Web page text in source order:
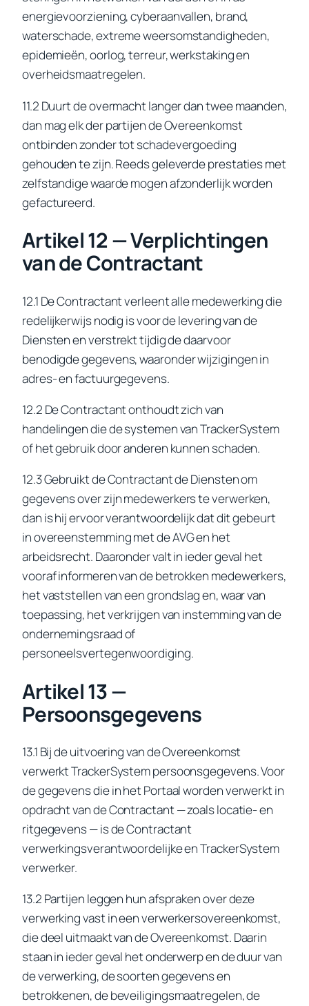
energievoorziening, cyberaanvallen, brand,
waterschade, extreme weersomstandigheden,
epidemieën, oorlog, terreur, werkstaking en
overheidsmaatregelen.
11.2 Duurt de overmacht langer dan twee maanden,
dan mag elk der partijen de Overeenkomst
ontbinden zonder tot schadevergoeding
gehouden te zijn. Reeds geleverde prestaties met
zelfstandige waarde mogen afzonderlijk worden
gefactureerd.
Artikel 12 — Verplichtingen
van de Contractant
12.1 De Contractant verleent alle medewerking die
redelijkerwijs nodig is voor de levering van de
Diensten en verstrekt tijdig de daarvoor
benodigde gegevens, waaronder wijzigingen in
adres- en factuurgegevens.
12.2 De Contractant onthoudt zich van
handelingen die de systemen van TrackerSystem
of het gebruik door anderen kunnen schaden.
12.3 Gebruikt de Contractant de Diensten om
gegevens over zijn medewerkers te verwerken,
dan is hij ervoor verantwoordelijk dat dit gebeurt
in overeenstemming met de AVG en het
arbeidsrecht. Daaronder valt in ieder geval het
vooraf informeren van de betrokken medewerkers,
het vaststellen van een grondslag en, waar van
toepassing, het verkrijgen van instemming van de
ondernemingsraad of
personeelsvertegenwoordiging.
Artikel 13 —
Persoonsgegevens
13.1 Bij de uitvoering van de Overeenkomst
verwerkt TrackerSystem persoonsgegevens. Voor
de gegevens die in het Portaal worden verwerkt in
opdracht van de Contractant — zoals locatie- en
ritgegevens — is de Contractant
verwerkingsverantwoordelijke en TrackerSystem
verwerker.
13.2 Partijen leggen hun afspraken over deze
verwerking vast in een verwerkersovereenkomst,
die deel uitmaakt van de Overeenkomst. Daarin
staan in ieder geval het onderwerp en de duur van
de verwerking, de soorten gegevens en
betrokkenen, de beveiligingsmaatregelen, de